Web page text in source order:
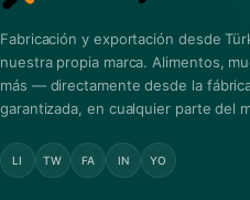
Fabricación y exportación desde
nuestra propia marca. Alimentos,
más — directamente desde la
garantizada, en cualquier parte del
LI TW FA IN YO